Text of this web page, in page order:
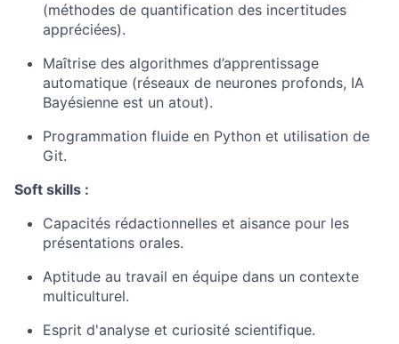
(méthodes de quantification des incertitudes
appréciées).
Maîtrise des algorithmes d’apprentissage
automatique (réseaux de neurones profonds, IA
Bayésienne est un atout).
Programmation fluide en Python et utilisation de
Git.
Soft skills :
Capacités rédactionnelles et aisance pour les
présentations orales.
Aptitude au travail en équipe dans un contexte
multiculturel.
Esprit d'analyse et curiosité scientifique.